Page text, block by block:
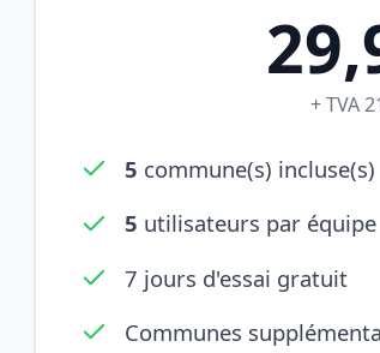
+ TVA
5 commune(s) incluse(s)
5 utilisateurs par équipe
7 jours d'essai gratuit
Communes